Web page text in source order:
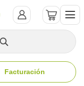
Facturación